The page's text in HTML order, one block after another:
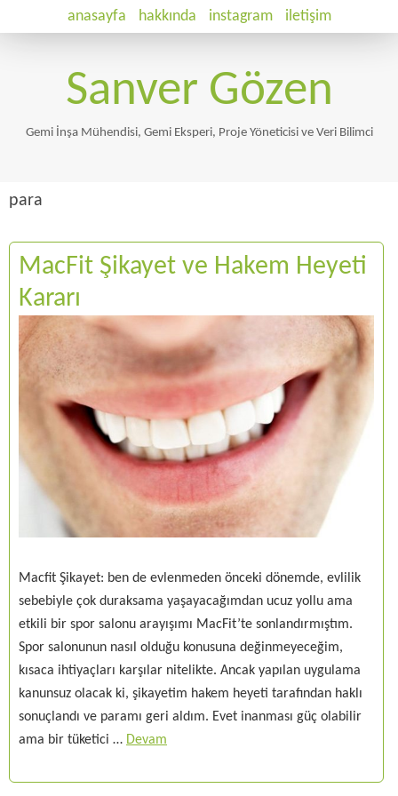
anasayfa hakkında instagram iletişim
Sanver Gözen
Gemi İnşa Mühendisi, Gemi Eksperi, Proje Yöneticisi ve Veri Bilimci
para
MacFit Şikayet ve Hakem Heyeti
Kararı
Macfit Şikayet: ben de evlenmeden önceki dönemde, evlilik
sebebiyle çok duraksama yaşayacağımdan ucuz yollu ama
etkili bir spor salonu arayışımı MacFit’te sonlandırmıştım.
Spor salonunun nasıl olduğu konusuna değinmeyeceğim,
kısaca ihtiyaçları karşılar nitelikte. Ancak yapılan uygulama
kanunsuz olacak ki, şikayetim hakem heyeti tarafından haklı
sonuçlandı ve paramı geri aldım. Evet inanması güç olabilir
ama bir tüketici … Devam